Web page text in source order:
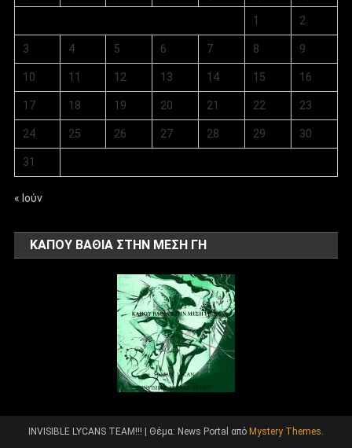
1 2
3 4 5 6 7 8 9
10 11 12 13 14 15 16
17 18 19 20 21 22 23
24 25 26 27 28 29 30
31
« Ιούν
ΚΑΠΟΥ ΒΑΘΙΑ ΣΤΗΝ ΜΕΣΗ ΓΗ
INVISIBLE LYCANS TEAM!!! Θέμα: News Portal από Mystery Themes.